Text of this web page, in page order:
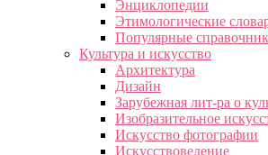
Энциклопедии
Этимологические
Популярные
Культура и искусство
Архитектура
Дизайн
Зарубежная лит-ра о
Изобразительное
Искусство фотографии
Искусствоведение